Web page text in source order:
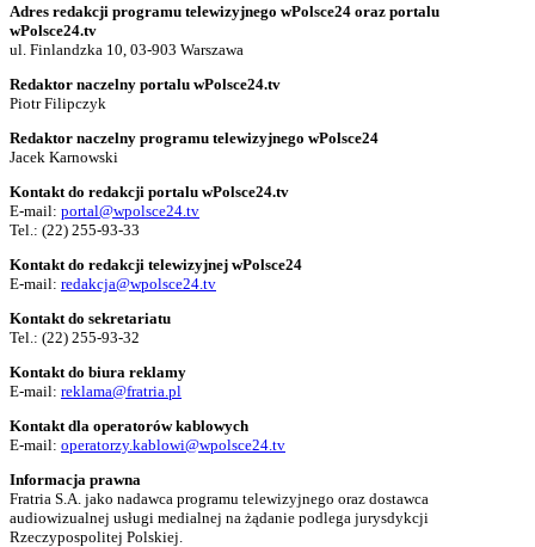
Adres redakcji programu telewizyjnego wPolsce24 oraz portalu
wPolsce24.tv
ul. Finlandzka 10, 03-903 Warszawa
Redaktor naczelny portalu wPolsce24.tv
Piotr Filipczyk
Redaktor naczelny programu telewizyjnego wPolsce24
Jacek Karnowski
Kontakt do redakcji portalu wPolsce24.tv
E-mail: portal@wpolsce24.tv
Tel.: (22) 255-93-33
Kontakt do redakcji telewizyjnej wPolsce24
E-mail: redakcja@wpolsce24.tv
Kontakt do sekretariatu
Tel.: (22) 255-93-32
Kontakt do biura reklamy
E-mail: reklama@fratria.pl
Kontakt dla operatorów kablowych
E-mail: operatorzy.kablowi@wpolsce24.tv
Informacja prawna
Fratria S.A. jako nadawca programu telewizyjnego oraz dostawca
audiowizualnej usługi medialnej na żądanie podlega jurysdykcji
Rzeczypospolitej Polskiej.